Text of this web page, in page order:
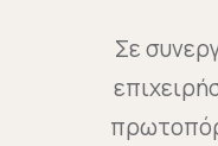
Σε